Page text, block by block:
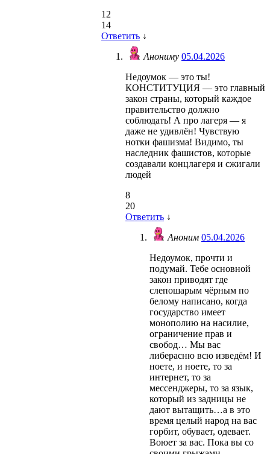
12
14
Ответить ↓
Анониму 05.04.2026
Недоумок — это ты!
КОНСТИТУЦИЯ — это главный
закон страны, который каждое
правительство должно
соблюдать! А про лагеря — я
даже не удивлён! Чувствую
нотки фашизма! Видимо, ты
наследник фашистов, которые
создавали концлагеря и сжигали
людей
8
20
Ответить ↓
Аноним 05.04.2026
Недоумок, прочти и
подумай. Тебе основной
закон приводят где
слепошарым чёрным по
белому написано, когда
государство имеет
монополию на насилие,
ограничение прав и
свобод… Мы вас
либерасню всю изведём! И
ноете, и ноете, то за
интернет, то за
мессенджеры, то за язык,
который из задницы не
дают вытащить…а в это
время целый народ на вас
горбит, обувает, одевает.
Воюет за вас. Пока вы со